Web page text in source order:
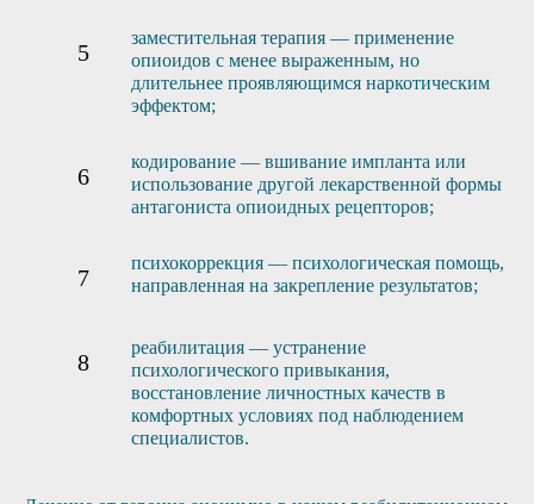
заместительная терапия — применение
опиоидов с менее выраженным, но
длительнее проявляющимся наркотическим
эффектом;
кодирование — вшивание импланта или
использование другой лекарственной формы
антагониста опиоидных рецепторов;
психокоррекция — психологическая помощь,
направленная на закрепление результатов;
реабилитация — устранение
психологического привыкания,
восстановление личностных качеств в
комфортных условиях под наблюдением
специалистов.